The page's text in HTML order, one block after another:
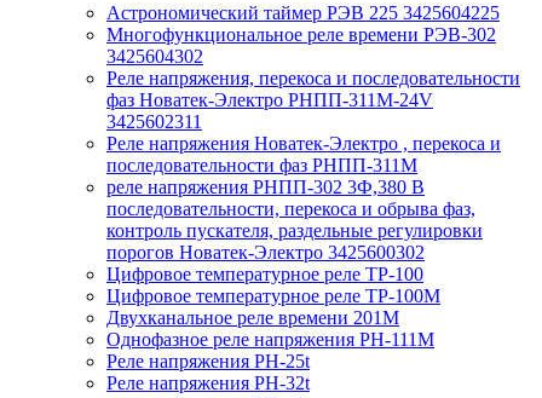
Астрономический таймер РЭВ 225 3425604225
Многофункциональное реле времени РЭВ-302
3425604302
Реле напряжения, перекоса и последовательности
фаз Новатек-Электро РНПП-311М-24V
3425602311
Реле напряжения Новатек-Электро , перекоса и
последовательности фаз РНПП-311М
реле напряжения РНПП-302 3Ф,380 В
последовательности, перекоса и обрыва фаз,
контроль пускателя, раздельные регулировки
порогов Новатек-Электро 3425600302
Цифровое температурное реле ТР-100
Цифровое температурное реле ТР-100М
Двухканальное реле времени 201М
Однофазное реле напряжения РН-111М
Реле напряжения РН-25t
Реле напряжения РН-32t